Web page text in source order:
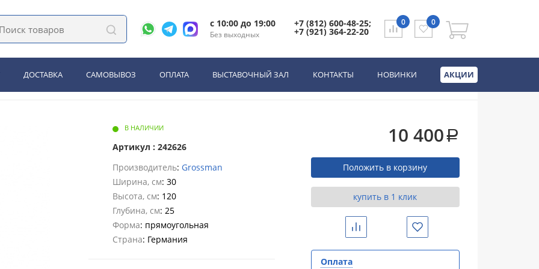
c 10:00 до 19:00
Без выходных
+7 (812) 600-48-25;
+7 (921) 364-22-20
0 0
ДОСТАВКА САМОВЫВОЗ ОПЛАТА ВЫСТАВОЧНЫЙ ЗАЛ КОНТАКТЫ НОВИНКИ АКЦИИ
в ванную комнату Пенал Grossman СМАРТ-30 см подвесной, универсал. веллингтон/графит
30 см подвесной, универсал. веллингтон/
В НАЛИЧИИ
Артикул : 242626
Производитель: Grossman
Ширина, см: 30
Высота, см: 120
Глубина, см: 25
Форма: прямоугольная
Страна: Германия
10 400a
Положить в корзину
купить в 1 клик
Сравнить Избранное
Оплата